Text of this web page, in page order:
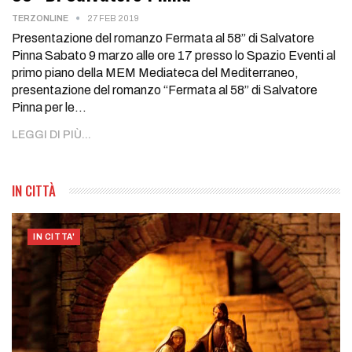
TERZONLINE 27 FEB 2019
Presentazione del romanzo Fermata al 58” di Salvatore
Pinna Sabato 9 marzo alle ore 17 presso lo Spazio Eventi al
primo piano della MEM Mediateca del Mediterraneo,
presentazione del romanzo “Fermata al 58” di Salvatore
Pinna per le…
LEGGI DI PIÙ...
IN CITTÀ
IN CITTA'